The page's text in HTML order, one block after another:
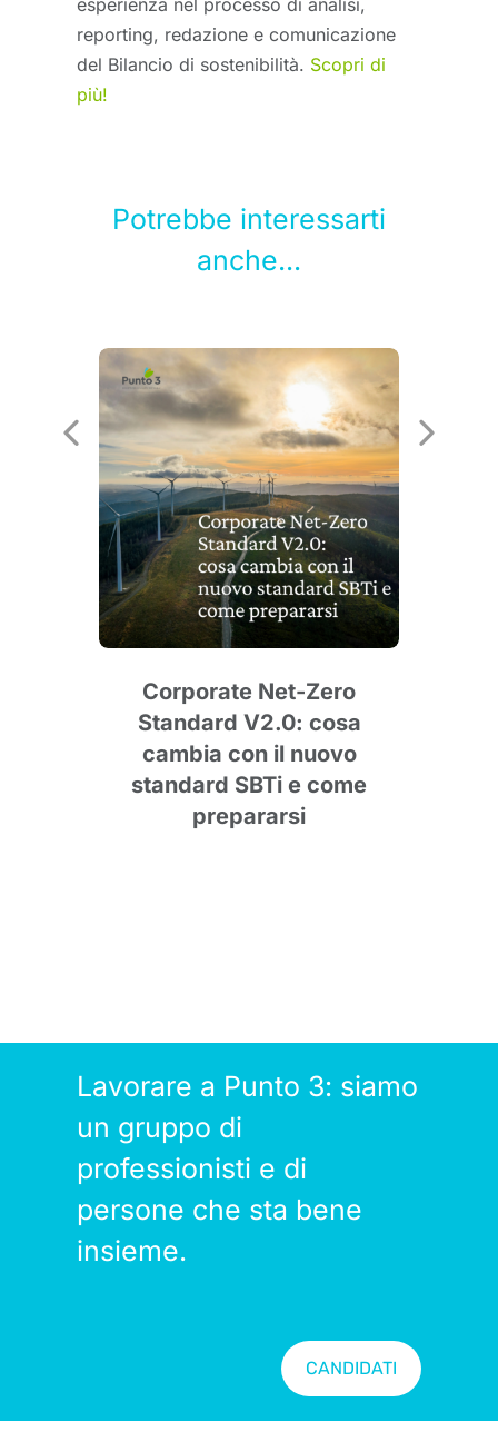
reporting, redazione e comunicazione
del Bilancio di sostenibilità. Scopri di
più!
Potrebbe interessarti
anche...
Corporate Net-Zero
Standard V2.0: cosa
cambia con il nuovo
standard SBTi e come
prepararsi
Lavorare a Punto 3: siamo
un gruppo di
professionisti e di
persone che sta bene
insieme.
CANDIDATI